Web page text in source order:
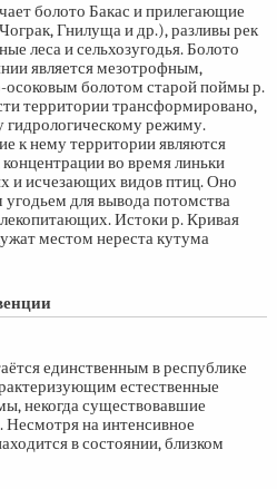
болото Бакас и прилегающие
Гнилуща и др.), разливы рек
леса и сельхозугодья. Болото
является мезотрофным,
осоковым болотом старой поймы р.
территории трансформировано,
гидрологическому режиму.
к нему территории являются
во время линьки
и исчезающих видов птиц. Оно
для вывода потомства
Истоки р. Кривая
местом нереста кутума
единственным в республике
естественные
некогда существовавшие
Несмотря на интенсивное
в состоянии, близком